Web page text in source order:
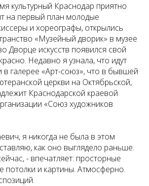
культурный Краснодар приятно
на первый план молодые
и хореографы, открылись
«Музейный дворик» в музее
Дворце искусств появился свой
Недавно я узнала, что идут
в галерее «Арт-союз», что в бывшей
церкви на Октябрьской,
Краснодарской краевой
«Союз художников
я никогда не была в этом
как оно выглядело раньше.
- впечатляет: просторные
потолки и картины. Атмосферно.